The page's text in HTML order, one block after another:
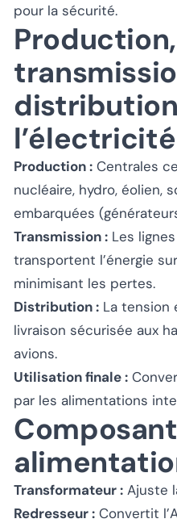
pour la sécurité.
Production,
l’électricité
Production : Centrales
nucléaire, hydro, éolien,
embarquées
Transmission : Les
transportent l’énergie
minimisant les pertes.
Distribution : La tension
livraison sécurisée aux
avions.
Utilisation finale :
par les alimentations
Transformateur : Ajuste
Redresseur : Convertit